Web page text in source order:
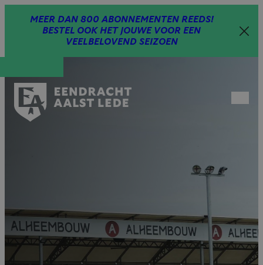
MEER DAN 800 ABONNEMENTEN REEDS!
BESTEL OOK HET JOUWE VOOR EEN
VEELBELOVEND SEIZOEN
menu